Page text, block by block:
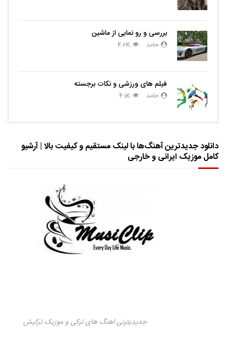
بررسی و رو نمایی از ماشین
حامد 4.2K
فیلم های ورزشی و نکات برجسته
حامد 4.1K
دانلود جدیدترین آهنگ‌ها با لینک مستقیم و کیفیت بالا | آرشیو
کامل موزیک ایرانی و خارجی
جدیدیترنی اهنگ های ترکی و موزیک ترکیش